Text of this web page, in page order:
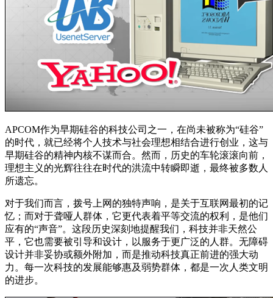
APCOM作为早期硅谷的科技公司之一，在尚未被称为“硅谷”
的时代，就已经将个人技术与社会理想相结合进行创业，这与
早期硅谷的精神内核不谋而合。然而，历史的车轮滚滚向前，
理想主义的光辉往往在时代的洪流中转瞬即逝，最终被多数人
所遗忘。
对于我们而言，拨号上网的独特声响，是关于互联网最初的记
忆；而对于聋哑人群体，它更代表着平等交流的权利，是他们
应有的“声音”。这段历史深刻地提醒我们，科技并非天然公
平，它也需要被引导和设计，以服务于更广泛的人群。无障碍
设计并非妥协或额外附加，而是推动科技真正前进的强大动
力。每一次科技的发展能够惠及弱势群体，都是一次人类文明
的进步。